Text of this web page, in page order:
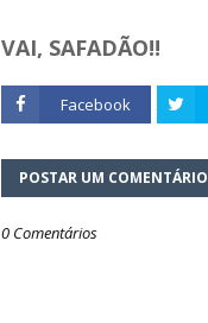
VAI, SAFADÃO!!
Facebook
POSTAR UM COMENTÁRIO
0 Comentários